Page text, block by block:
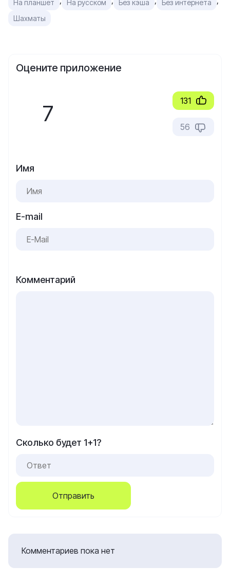
На планшет На русском Без кэша Без интернета
Шахматы
Оцените приложение
7 131
56
Имя
E-mail
Комментарий
Сколько будет 1+1?
Отправить
Комментариев пока нет